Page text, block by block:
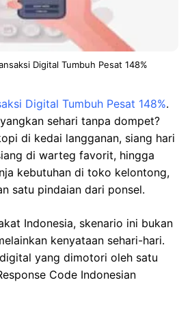
Digital Tumbuh Pesat 148%
Digital Tumbuh Pesat 148%.
sehari tanpa dompet?
di kedai langganan, siang hari
di warteg favorit, hingga
kebutuhan di toko kelontong,
satu pindaian dari ponsel.
Indonesia, skenario ini bukan
kenyataan sehari-hari.
yang dimotori oleh satu
Code Indonesian